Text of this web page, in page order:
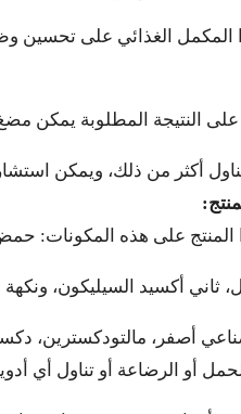
المكمل الغذائي على تحسين
النتيجة المطلوبة يمكن
أكثر من ذلك، ويمكن
المنتج على هذه المكونات:
ثاني أكسيد السيليكون، ونكهة
أو الرضاعة أو تناول أي